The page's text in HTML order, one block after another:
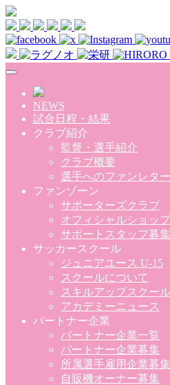
Skip to main content
NEWS
試合日程・結果
クラブ紹介
監督・選手紹介
クラブ概要
選手へのファンレター
ファンゾーン
サポーターズクラブ
オフィシャルショップ
サポートスタッフ募集
サッカースクール
ジュニアユース U-15
スクールについて
スキルアップスクール
アカデミーニュース
パートナー企業
パートナー企業一覧
パートナー企業募集
所属選手雇用企業募集
自販機オーナー募集